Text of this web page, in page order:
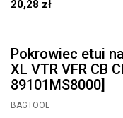
20,28 zł
Pokrowiec etui
XL VTR VFR CB
89101MS8000]
BAGTOOL